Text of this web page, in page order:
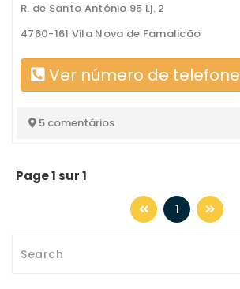
R. de Santo António 95 Lj. 2
4760-161 Vila Nova de Famalicão
Ver número de telefone
5 comentários
Page 1 sur 1
1